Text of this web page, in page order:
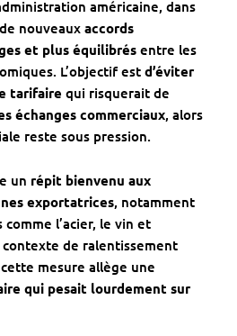
américaine, dans
nouveaux accords
et plus équilibrésentre les
L’objectif est d’éviter
tarifaire qui risquerait de
échanges commerciaux, alors
reste sous pression.
un répit bienvenu aux
exportatrices, notamment
l’acier, le vin et
contexte de ralentissement
mesure allège une
qui pesait lourdement sur